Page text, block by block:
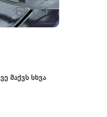
1/1
მაქვს სხვა